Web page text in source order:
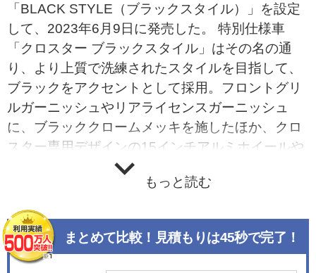
「BLACK STYLE（ブラックスタイル）」を設定
して、2023年6月9日に発売した。 特別仕様車
「クロスター ブラックスタイル」はその名の通
り、より上質で洗練されたスタイルを目指して、
ブラックをアクセントとして採用。フロントグリ
ルガーニッシュやリアライセンスガーニッシュ
に、ブラッククロームメッキを施したほか、クロ
スター専用デザインの15インチアルミホイールや
ドアミラー、アウタードアハンドル、ルーフレー
ルなどもブラックで統一。フロント・リアともに
タリック塗装仕上げとなっている。 ボディカラー
は、新色となるプソニックグレー・パールをはじ
め、トワイライトミストブラック・パール、シル
もっと読む
まとめて比較！見積もりは45秒で完了！